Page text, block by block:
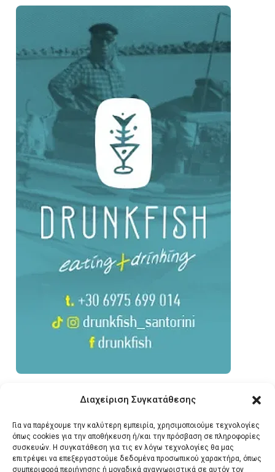
Διαχείριση Συγκατάθεσης
Για να παρέχουμε την καλύτερη εμπειρία, χρησιμοποιούμε τεχνολογίες
όπως cookies για την αποθήκευση ή/και την πρόσβαση σε πληροφορίες
συσκευών. Η συγκατάθεση για τις εν λόγω τεχνολογίες θα μας
επιτρέψει να επεξεργαστούμε δεδομένα προσωπικού χαρακτήρα, όπως
συμπεριφορά περιήγησης ή μοναδικά αναγνωριστικά σε αυτόν τον